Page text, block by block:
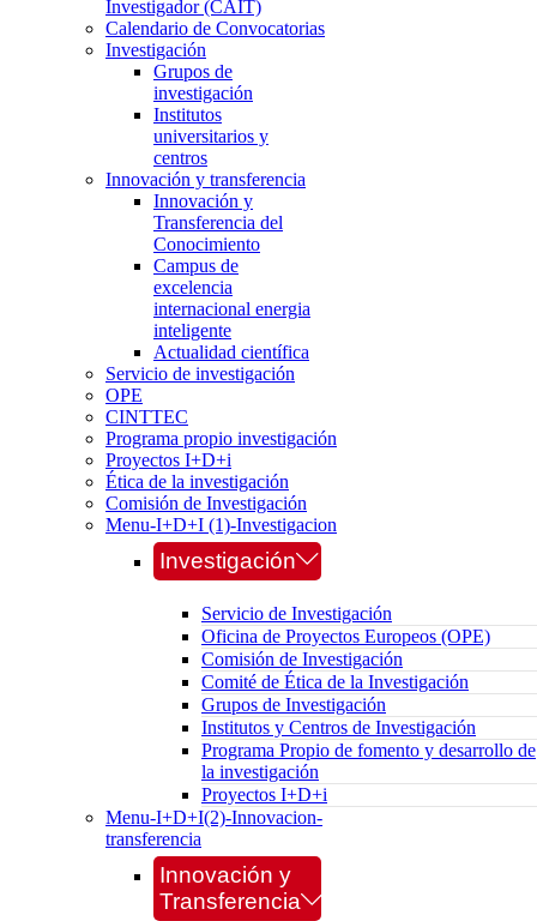
Investigador (CAIT)
Calendario de Convocatorias
Investigación
Grupos de
investigación
Institutos
universitarios y
centros
Innovación y transferencia
Innovación y
Transferencia del
Conocimiento
Campus de
excelencia
internacional energia
inteligente
Actualidad científica
Servicio de investigación
OPE
CINTTEC
Programa propio investigación
Proyectos I+D+i
Ética de la investigación
Comisión de Investigación
Menu-I+D+I (1)-Investigacion
Investigación
Servicio de Investigación
Oficina de Proyectos Europeos (OPE)
Comisión de Investigación
Comité de Ética de la Investigación
Grupos de Investigación
Institutos y Centros de Investigación
Programa Propio de fomento y desarrollo de
la investigación
Proyectos I+D+i
Menu-I+D+I(2)-Innovacion-
transferencia
Innovación y
Transferencia